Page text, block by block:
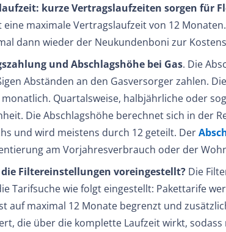
kurze Vertragslaufzeiten sorgen für
eine maximale Vertragslaufzeit von 12
dann wieder der Neukundenboni zur
und Abschlagshöhe bei Gas. Die
Abständen an den Gasversorger zahlen.
monatlich. Quartalsweise, halbjährliche oder
Die Abschlagshöhe berechnet sich in der
und wird meistens durch 12 geteilt. Der
am Vorjahresverbrauch oder der
die Filtereinstellungen voreingestellt? Die
Tarifsuche wie folgt eingestellt: Pakettarife
auf maximal 12 Monate begrenzt und
die über die komplette Laufzeit wirkt,